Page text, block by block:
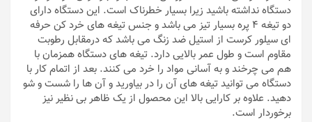
دستگاه نداشته باشید زیرا بسیار خطرناک است. این دستگاه دارای
دو تیغه 4 پره بسیار تیز می باشد و جنس تیغه های خرد کن حرفه
ای سیلور کرست از استیل ضد زنگ می باشد که درمقابل رطوبت
مقاوم است و طول عمر بالایی دارد. تیغه های دستگاه همزمان با
هم می چرخند و به آسانی مواد را خرد می کنند. بعد از اتمام کار با
دستگاه می توانید تیغه های آن را در بیاورید و آن ها را شست و شو
دهید. علاوه بر کارایی بالا این محصول از یک ظاهر بی نظیر نیز
برخوردار است.